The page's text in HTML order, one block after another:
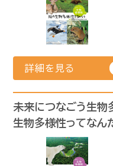
詳細を見る
未来につなごう生物
生物多様性ってなん